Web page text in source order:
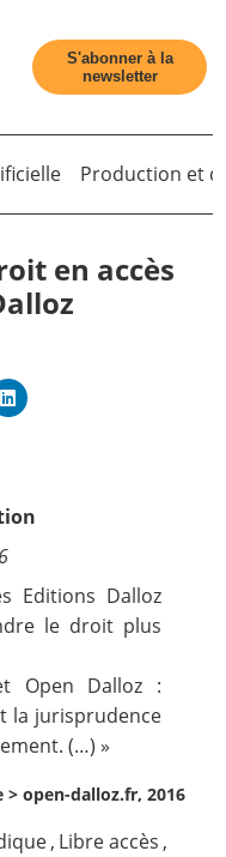
S'abonner à la
newsletter
Production et
en accès
Editions Dalloz
le droit plus
Open Dalloz :
la jurisprudence
(…) »
> open-dalloz.fr, 2016
, Libre accès ,